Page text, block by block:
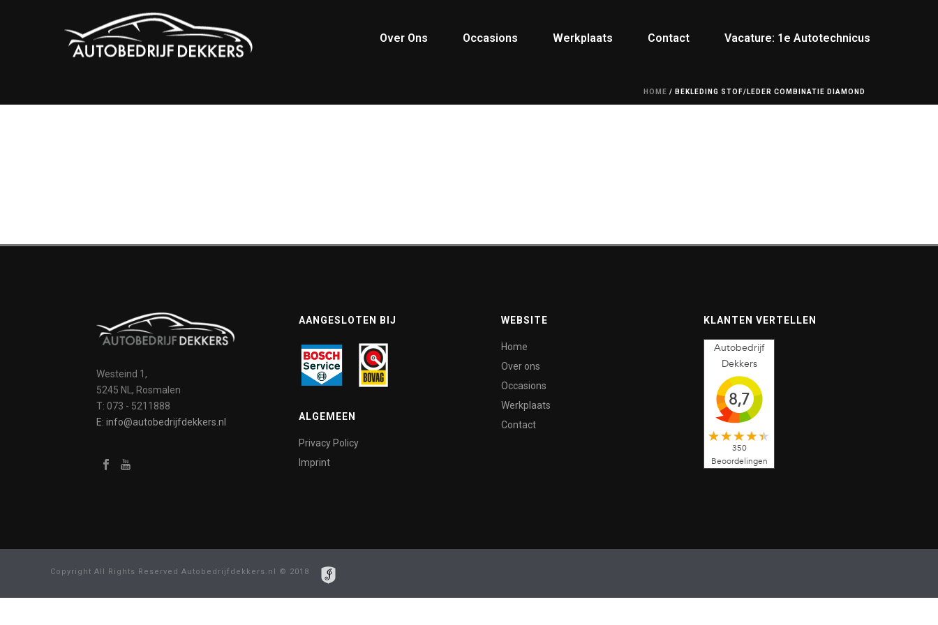
Over Ons Occasions Werkplaats Contact Vacature: 1e Autotechnicus
HOME / BEKLEDING STOF/LEDER COMBINATIE DIAMOND
Westeind 1,
5245 NL, Rosmalen
T: 073 - 5211888
E: info@autobedrijfdekkers.nl
AANGESLOTEN BIJ
ALGEMEEN
Privacy Policy
Imprint
WEBSITE
Home
Over ons
Occasions
Werkplaats
Contact
KLANTEN VERTELLEN
Autobedrijf
Dekkers
8,7
350
Beoordelingen
Copyright All Rights Reserved Autobedrijfdekkers.nl © 2018